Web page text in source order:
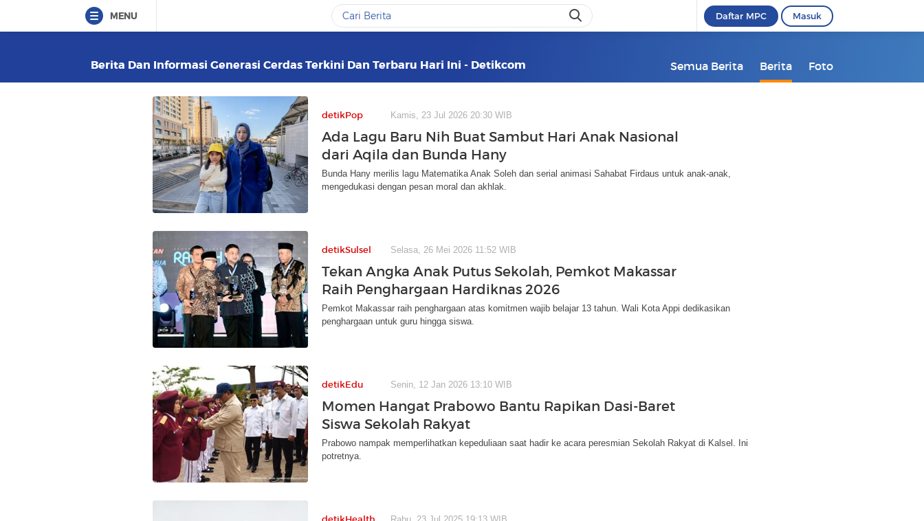
MENU Daftar MPC Masuk
Berita Dan Informasi Generasi Cerdas Terkini Dan Terbaru Hari Ini - Detikcom Semua Berita Berita Foto
detikPop Kamis, 23 Jul 2026 20:30 WIB
Ada Lagu Baru Nih Buat Sambut Hari Anak Nasional
dari Aqila dan Bunda Hany
Bunda Hany merilis lagu Matematika Anak Soleh dan serial animasi Sahabat Firdaus untuk anak-anak,
mengedukasi dengan pesan moral dan akhlak.
detikSulsel Selasa, 26 Mei 2026 11:52 WIB
Tekan Angka Anak Putus Sekolah, Pemkot Makassar
Raih Penghargaan Hardiknas 2026
Pemkot Makassar raih penghargaan atas komitmen wajib belajar 13 tahun. Wali Kota Appi dedikasikan
penghargaan untuk guru hingga siswa.
detikEdu Senin, 12 Jan 2026 13:10 WIB
Momen Hangat Prabowo Bantu Rapikan Dasi-Baret
Siswa Sekolah Rakyat
Prabowo nampak memperlihatkan kepeduliaan saat hadir ke acara peresmian Sekolah Rakyat di Kalsel. Ini
potretnya.